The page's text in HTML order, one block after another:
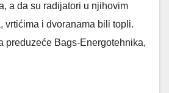
a da su radijatori u njihovim
vrtićima i dvoranama bili topli.
preduzeće Bags-Energotehnika,